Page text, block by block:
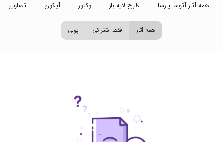
همه آثار آتوسا پارسا طرح لایه باز وکتور آیکون تصاویر
همه آثار فقط اشتراکی پولی